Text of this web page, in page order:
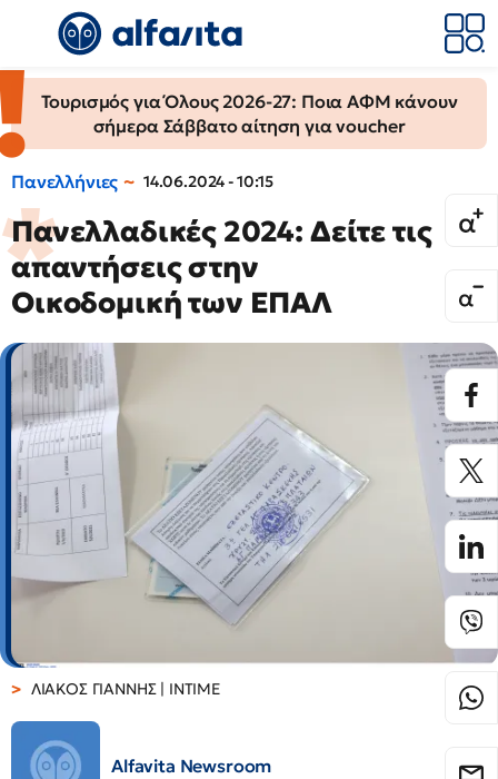
Τουρισμός για Όλους 2026-27: Ποια ΑΦΜ κάνουν
σήμερα Σάββατο αίτηση για voucher
Πανελλήνιες 14.06.2024 - 10:15
Πανελλαδικές 2024: Δείτε τις
απαντήσεις στην
Οικοδομική των ΕΠΑΛ
ΛΙΑΚΟΣ ΓΙΑΝΝΗΣ | INTIME
Alfavita Newsroom